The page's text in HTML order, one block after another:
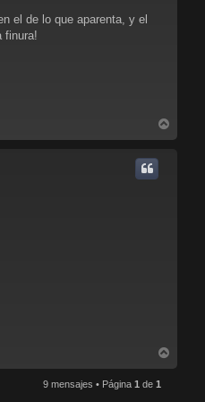
el de lo que aparenta, y el
finura!
r
r
9 mensajes • Página 1 de 1